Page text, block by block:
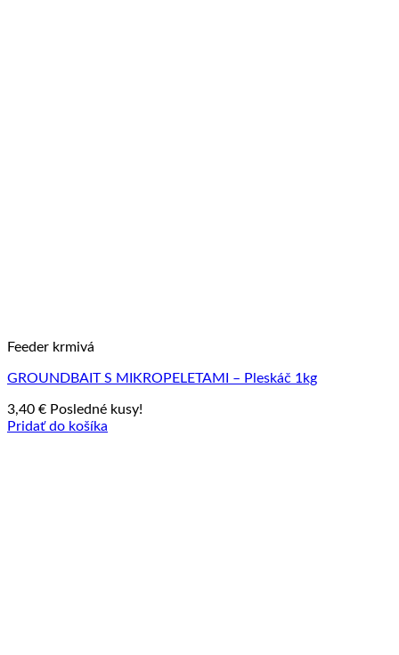
Feeder krmivá
GROUNDBAIT S MIKROPELETAMI – Pleskáč 1kg
3,40 € Posledné kusy!
Pridať do košíka